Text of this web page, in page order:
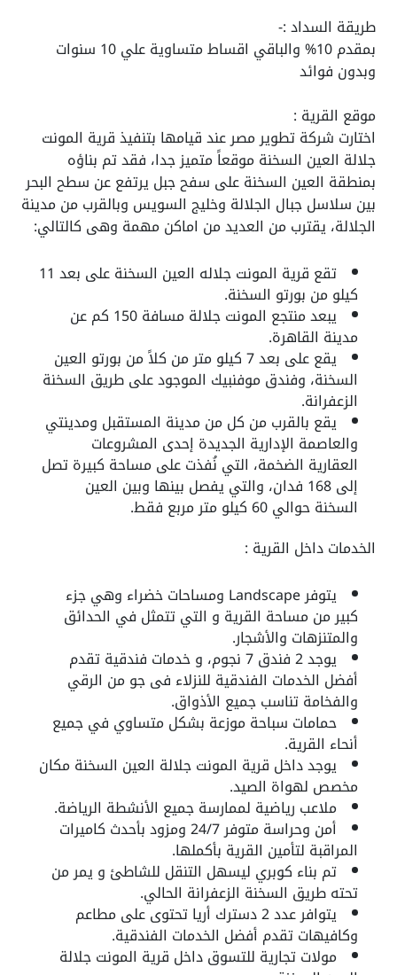
طريقة السداد :-
بمقدم 10% والباقي اقساط متساوية علي 10 سنوات
وبدون فوائد
موقع القرية :
اختارت شركة تطوير مصر عند قيامها بتنفيذ قرية المونت
جلالة العين السخنة موقعاً متميز جدا، فقد تم بناؤه
بمنطقة العين السخنة على سفح جبل يرتفع عن سطح البحر
بين سلاسل جبال الجلالة وخليج السويس وبالقرب من مدينة
الجلالة، يقترب من العديد من اماكن مهمة وهى كالتالي:
تقع قرية المونت جلاله العين السخنة على بعد 11
كيلو من بورتو السخنة.
يبعد منتجع المونت جلالة مسافة 150 كم عن
مدينة القاهرة.
يقع على بعد 7 كيلو متر من كلاً من بورتو العين
السخنة، وفندق موفنبيك الموجود على طريق السخنة
الزعفرانة.
يقع بالقرب من كل من مدينة المستقبل ومدينتي
والعاصمة الإدارية الجديدة إحدى المشروعات
العقارية الضخمة، التي نُفذت على مساحة كبيرة تصل
إلى 168 فدان، والتي يفصل بينها وبين العين
السخنة حوالي 60 كيلو متر مربع فقط.
الخدمات داخل القرية :
يتوفر Landscape ومساحات خضراء وهي جزء
كبير من مساحة القرية و التي تتمثل في الحدائق
والمتنزهات والأشجار.
يوجد 2 فندق 7 نجوم، و خدمات فندقية تقدم
أفضل الخدمات الفندقية للنزلاء فى جو من الرقي
والفخامة تناسب جميع الأذواق.
حمامات سباحة موزعة بشكل متساوي في جميع
أنحاء القرية.
يوجد داخل قرية المونت جلالة العين السخنة مكان
مخصص لهواة الصيد.
ملاعب رياضية لممارسة جميع الأنشطة الرياضة.
أمن وحراسة متوفر 24/7 ومزود بأحدث كاميرات
المراقبة لتأمين القرية بأكملها.
تم بناء كوبري ليسهل التنقل للشاطئ و يمر من
تحته طريق السخنة الزعفرانة الحالي.
يتوافر عدد 2 دسترك أريا تحتوى على مطاعم
وكافيهات تقدم أفضل الخدمات الفندقية.
مولات تجارية للتسوق داخل قرية المونت جلالة